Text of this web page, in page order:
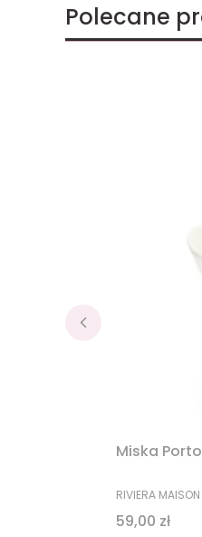
Polecane
Miska
PRODUCENT
RIVIERA MAISON
Cena
59,00 zł